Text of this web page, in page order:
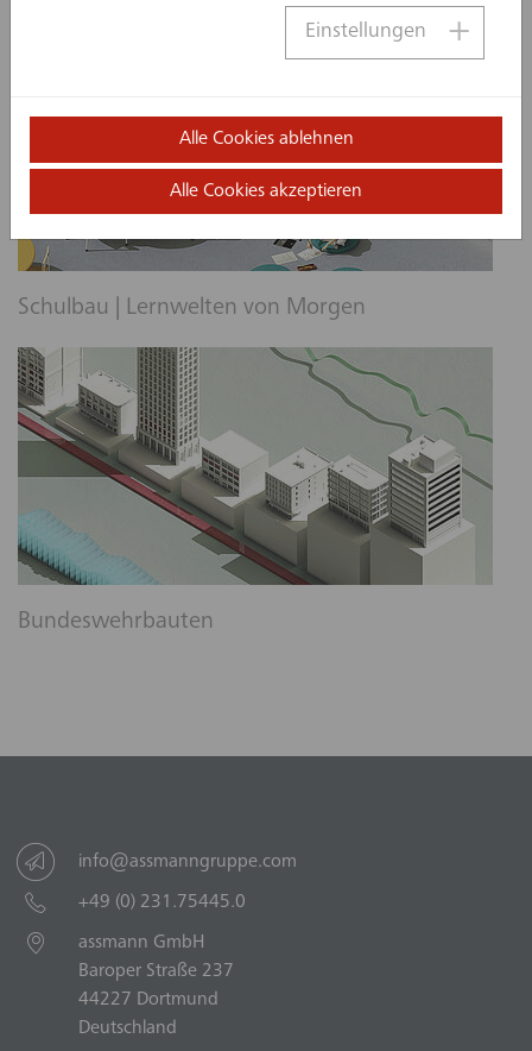
Schulbau | Lernwelten von Morgen
Bundeswehrbauten
info@assmanngruppe.com
+49 (0) 231.75445.0
assmann GmbH
Baroper Straße 237
44227 Dortmund
Deutschland
Einstellungen
Alle Cookies ablehnen
Alle Cookies akzeptieren